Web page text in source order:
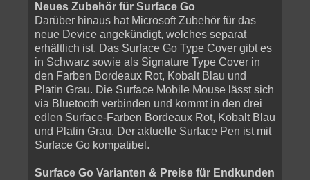
Neues Zubehör für Surface Go
Darüber hinaus hat Microsoft Zubehör für das
neue Device angekündigt, welches separat
erhältlich ist. Das Surface Go Type Cover gibt es
in Schwarz sowie als Signature Type Cover in
den Farben Bordeaux Rot, Kobalt Blau und
Platin Grau. Die Surface Mobile Mouse lässt sich
via Bluetooth verbinden und kommt in den drei
edlen Surface-Farben Bordeaux Rot, Kobalt Blau
und Platin Grau. Der aktuelle Surface Pen ist mit
Surface Go kompatibel.
Surface Go Varianten & Preise für Endkunden